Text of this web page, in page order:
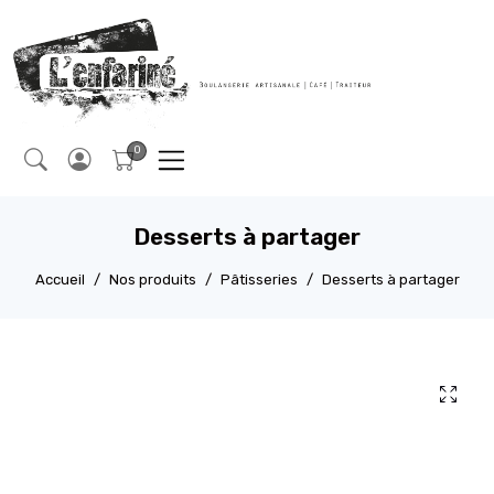
Desserts à partager
Accueil Nos produits Pâtisseries Desserts à partager